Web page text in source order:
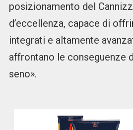
posizionamento del
d’eccellenza, capace di
integrati e altamente
affrontano le conseguenze
seno».